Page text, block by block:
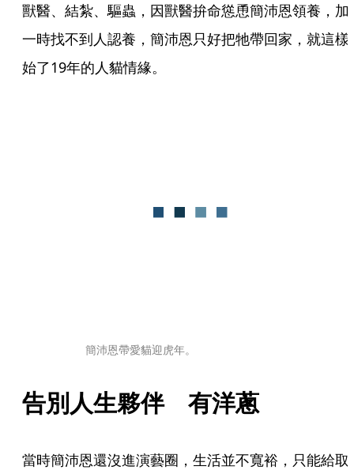
獸醫、結紮、驅蟲，因獸醫拚命慫恿簡沛恩領養，加
一時找不到人認養，簡沛恩只好把牠帶回家，就這樣
始了19年的人貓情緣。
簡沛恩帶愛貓迎虎年。
告別人生夥伴　有洋蔥
當時簡沛恩還沒進演藝圈，生活並不寬裕，只能給取